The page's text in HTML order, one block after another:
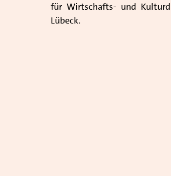
für Wirtschafts- und
Lübeck.